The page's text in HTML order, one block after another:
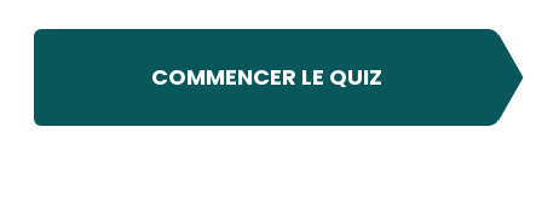
COMMENCER LE QUIZ